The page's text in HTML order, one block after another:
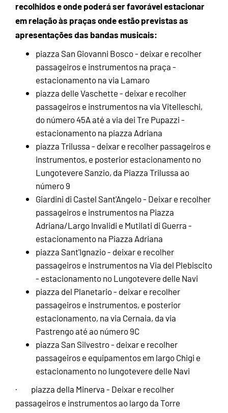
recolhidos e onde poderá ser favorável estacionar
em relação às praças onde estão previstas as
apresentações das bandas musicais:
piazza San Giovanni Bosco - deixar e recolher
passageiros e instrumentos na praça -
estacionamento na via Lamaro
piazza delle Vaschette - deixar e recolher
passageiros e instrumentos na via Vitelleschi,
do número 45A até a via dei Tre Pupazzi -
estacionamento na piazza Adriana
piazza Trilussa - deixar e recolher passageiros e
instrumentos, e posterior estacionamento no
Lungotevere Sanzio, da Piazza Trilussa ao
número 9
Giardini di Castel Sant'Angelo - Deixar e recolher
passageiros e instrumentos na Piazza
Adriana/Largo Invalidi e Mutilati di Guerra -
estacionamento na Piazza Adriana
piazza Sant'Ignazio - deixar e recolher
passageiros e instrumentos na Via del Plebiscito
- estacionamento no Lungotevere delle Navi
piazza del Planetario - deixar e recolher
passageiros e instrumentos, e posterior
estacionamento, na via Cernaia, da via
Pastrengo até ao número 9C
piazza San Silvestro - deixar e recolher
passageiros e equipamentos em largo Chigi e
estacionamento no lungotevere delle Navi
· piazza della Minerva - Deixar e recolher
passageiros e instrumentos ao largo da Torre